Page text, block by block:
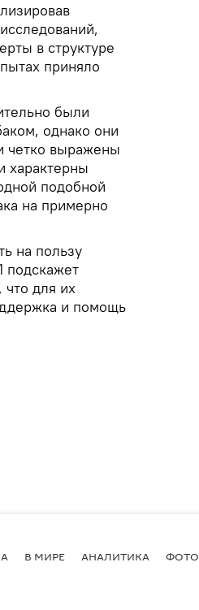
в структуре
приняло
были
однако они
четко выражены
характерны
подобной
на примерно
на пользу
подскажет
для их
и помощь
В МИРЕ АНАЛИТИКА ФОТО